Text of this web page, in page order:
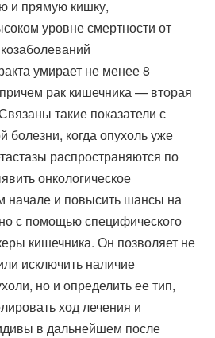
и прямую кишку,
уровне смертности от
умирает не менее 8
рак кишечника — вторая
такие показатели с
болезни, когда опухоль уже
распространяются по
онкологическое
начале и повысить шансы на
с помощью специфического
кишечника. Он позволяет не
исключить наличие
но и определить ее тип,
ход лечения и
в дальнейшем после